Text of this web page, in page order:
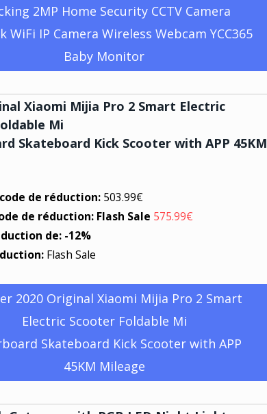
2MP Home Security CCTV Camera
WiFi IP Camera Wireless Webcam YCC365
Baby Monitor
Xiaomi Mijia Pro 2 Smart Electric
Mi
Skateboard Kick Scooter with APP 45KM
de réduction: 503.99€
de réduction: Flash Sale 575.99€
de: -12%
Flash Sale
2020 Original Xiaomi Mijia Pro 2 Smart
Electric Scooter Foldable Mi
Skateboard Kick Scooter with APP
45KM Mileage